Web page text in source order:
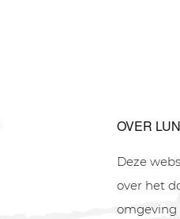
OVER
Deze
over het
omgeving